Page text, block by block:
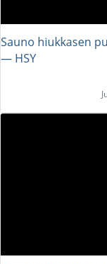
Sauno hiukkasen
― HSY